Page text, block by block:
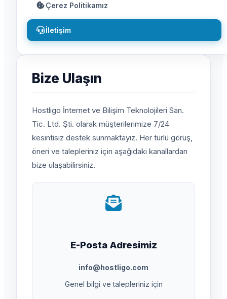
Çerez Politikamız
İletişim
Bize Ulaşın
Hostligo İnternet ve Bilişim Teknolojileri San.
Tic. Ltd. Şti. olarak müşterilerimize 7/24
kesintisiz destek sunmaktayız. Her türlü görüş,
öneri ve talepleriniz için aşağıdaki kanallardan
bize ulaşabilirsiniz.
E-Posta Adresimiz
info@hostligo.com
Genel bilgi ve talepleriniz için